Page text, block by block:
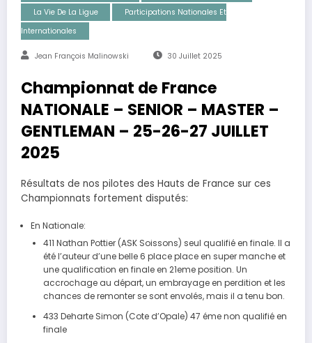
La Vie De La Ligue
Participations Nationales Et
Internationales
Jean François Malinowski 30 Juillet 2025
Championnat de France
NATIONALE – SENIOR – MASTER –
GENTLEMAN – 25-26-27 JUILLET
2025
Résultats de nos pilotes des Hauts de France sur ces
Championnats fortement disputés:
En Nationale:
411 Nathan Pottier (ASK Soissons) seul qualifié en finale. Il a
été l’auteur d’une belle 6 place place en super manche et
une qualification en finale en 21eme position. Un
accrochage au départ, un embrayage en perdition et les
chances de remonter se sont envolés, mais il a tenu bon.
433 Deharte Simon (Cote d’Opale) 47 éme non qualifié en
finale